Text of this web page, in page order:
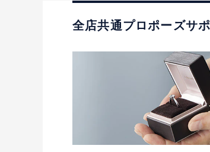
全店共通プロポーズサ